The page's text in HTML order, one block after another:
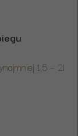
1,5 – 2l